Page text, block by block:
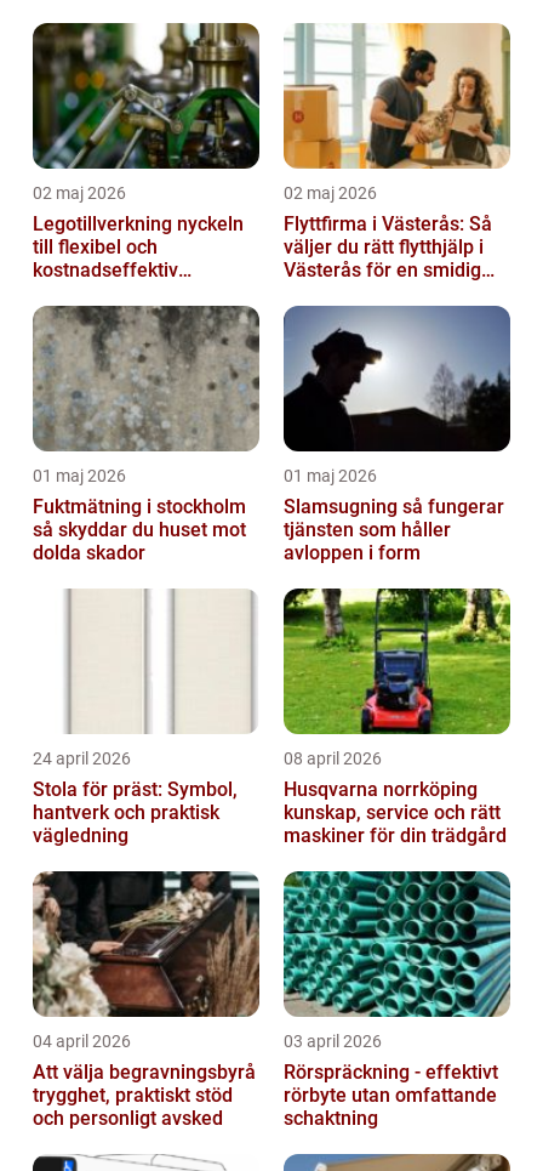
02 maj 2026
Legotillverkning nyckeln
till flexibel och
kostnadseffektiv
02 maj 2026
Flyttfirma i Västerås: Så
väljer du rätt flytthjälp i
Västerås för en smidig
01 maj 2026
Fuktmätning i stockholm
så skyddar du huset mot
dolda skador
01 maj 2026
Slamsugning så fungerar
tjänsten som håller
avloppen i form
24 april 2026
Stola för präst: Symbol,
hantverk och praktisk
vägledning
08 april 2026
Husqvarna norrköping
kunskap, service och rätt
maskiner för din trädgård
04 april 2026
Att välja begravningsbyrå
trygghet, praktiskt stöd
och personligt avsked
03 april 2026
Rörspräckning - effektivt
rörbyte utan omfattande
schaktning